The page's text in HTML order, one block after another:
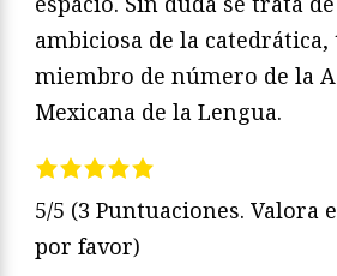
ambiciosa de la
miembro de número de la
Mexicana de la Lengua.
5/5 (3 Puntuaciones. Valora
por favor)